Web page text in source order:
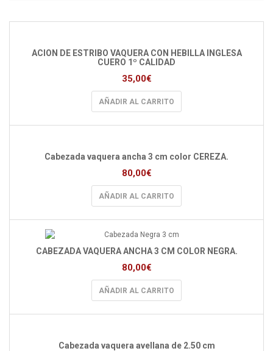
ACION DE ESTRIBO VAQUERA CON HEBILLA INGLESA
CUERO 1º CALIDAD
35,00€
AÑADIR AL CARRITO
Cabezada vaquera ancha 3 cm color CEREZA.
80,00€
AÑADIR AL CARRITO
CABEZADA VAQUERA ANCHA 3 CM COLOR NEGRA.
80,00€
AÑADIR AL CARRITO
Cabezada vaquera avellana de 2.50 cm